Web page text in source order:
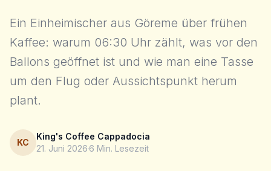
Ein Einheimischer aus Göreme über frühen
Kaffee: warum 06:30 Uhr zählt, was vor den
Ballons geöffnet ist und wie man eine Tasse
um den Flug oder Aussichtspunkt herum
plant.
KC
King's Coffee Cappadocia
21. Juni 2026 6 Min. Lesezeit